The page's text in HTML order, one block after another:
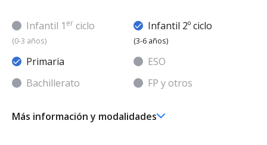
Infantil 1 er ciclo
(0-3 años)
Infantil 2º ciclo
(3-6 años)
Primaria
ESO
Bachillerato
FP y otros
Más información y modalidades